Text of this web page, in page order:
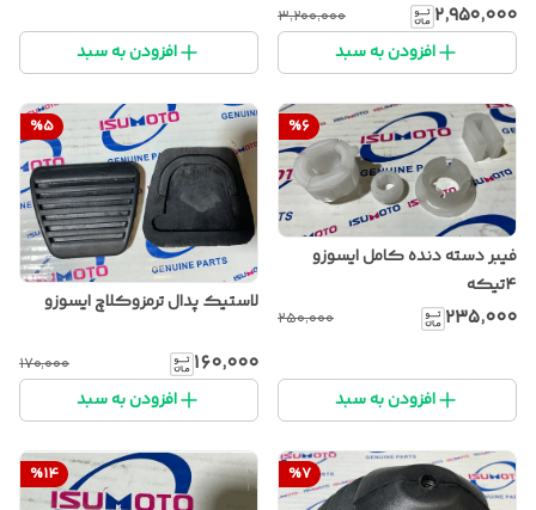
۲٬۹۵۰٬۰۰۰ ۳٬۲۰۰٬۰۰۰
افزودن به سبد افزودن به سبد
%6
فیبر دسته دنده کامل ایسوزو
۴تیکه
۲۳۵٬۰۰۰ ۲۵۰٬۰۰۰
افزودن به سبد
%5
لاستیک پدال ترمزوکلاچ ایسوزو
۱۶۰٬۰۰۰ ۱۷۰٬۰۰۰
افزودن به سبد
%7
%14